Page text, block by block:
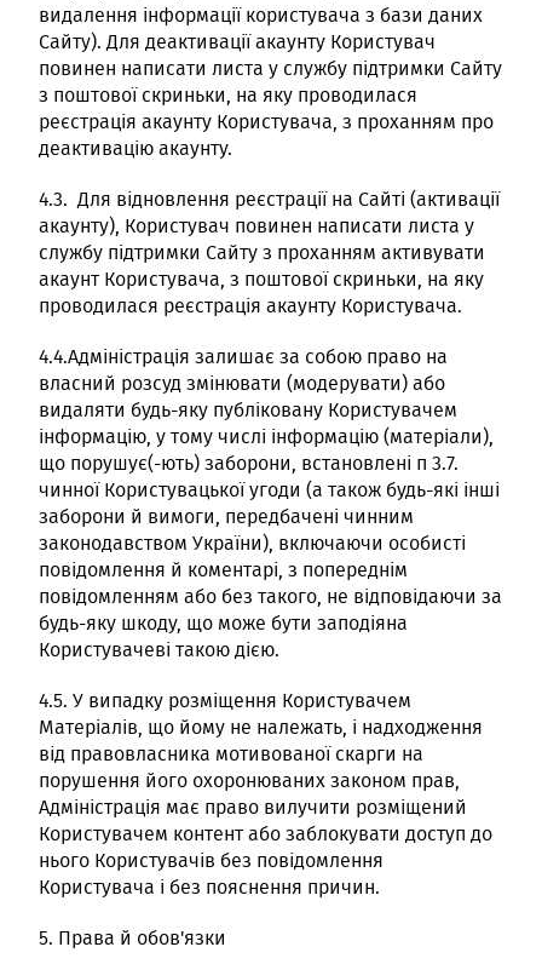
видалення інформації користувача з бази даних
Сайту). Для деактивації акаунту Користувач
повинен написати листа у службу підтримки Сайту
з поштової скриньки, на яку проводилася
реєстрація акаунту Користувача, з проханням про
деактивацію акаунту.
4.3. Для відновлення реєстрації на Сайті (активації
акаунту), Користувач повинен написати листа у
службу підтримки Сайту з проханням активувати
акаунт Користувача, з поштової скриньки, на яку
проводилася реєстрація акаунту Користувача.
4.4.Адміністрація залишає за собою право на
власний розсуд змінювати (модерувати) або
видаляти будь-яку публіковану Користувачем
інформацію, у тому числі інформацію (матеріали),
що порушує(-ють) заборони, встановлені п 3.7.
чинної Користувацької угоди (а також будь-які інші
заборони й вимоги, передбачені чинним
законодавством України), включаючи особисті
повідомлення й коментарі, з попереднім
повідомленням або без такого, не відповідаючи за
будь-яку шкоду, що може бути заподіяна
Користувачеві такою дією.
4.5. У випадку розміщення Користувачем
Матеріалів, що йому не належать, і надходження
від правовласника мотивованої скарги на
порушення його охоронюваних законом прав,
Адміністрація має право вилучити розміщений
Користувачем контент або заблокувати доступ до
нього Користувачів без повідомлення
Користувача і без пояснення причин.
5. Права й обов'язки